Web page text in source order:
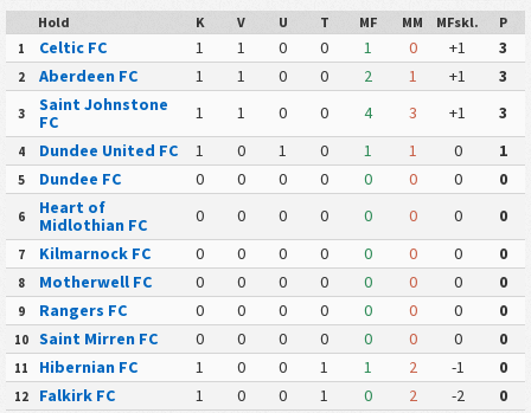
Hold K V U T MF MM MFskl. P
1 Celtic FC 1 1 0 0 1 0 +1 3
2 Aberdeen FC 1 1 0 0 2 1 +1 3
3
Saint Johnstone
FC
1 1 0 0 4 3 +1 3
4 Dundee United FC 1 0 1 0 1 1 0 1
5 Dundee FC 0 0 0 0 0 0 0 0
6
Heart of
Midlothian FC
0 0 0 0 0 0 0 0
7 Kilmarnock FC 0 0 0 0 0 0 0 0
8 Motherwell FC 0 0 0 0 0 0 0 0
9 Rangers FC 0 0 0 0 0 0 0 0
10 Saint Mirren FC 0 0 0 0 0 0 0 0
11 Hibernian FC 1 0 0 1 1 2 -1 0
12 Falkirk FC 1 0 0 1 0 2 -2 0